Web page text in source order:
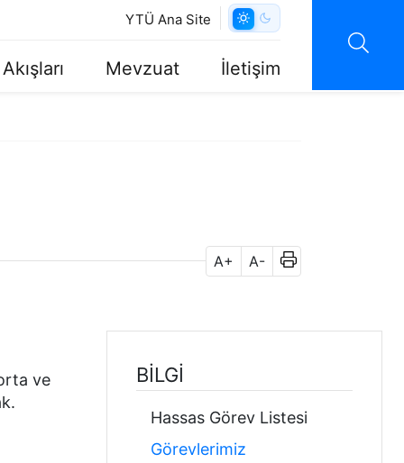
YTÜ Ana Site
Mevzuat İletişim
A+ A-
ve
BILGI
Hassas Görev Listesi
Görevlerimiz